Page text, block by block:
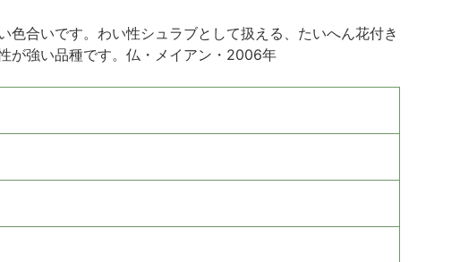
合いです。わい性シュラブとして扱える、たいへん花付き
が強い品種です。仏・メイアン・2006年